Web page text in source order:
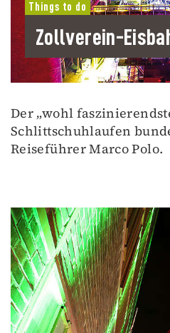
Things to do
Zollverein-
Der „wohl
Schlittschuhlaufen
Reiseführer Marco Polo.